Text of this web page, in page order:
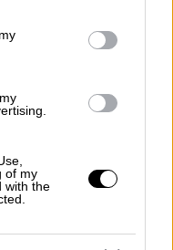
in below Google
of my
with the